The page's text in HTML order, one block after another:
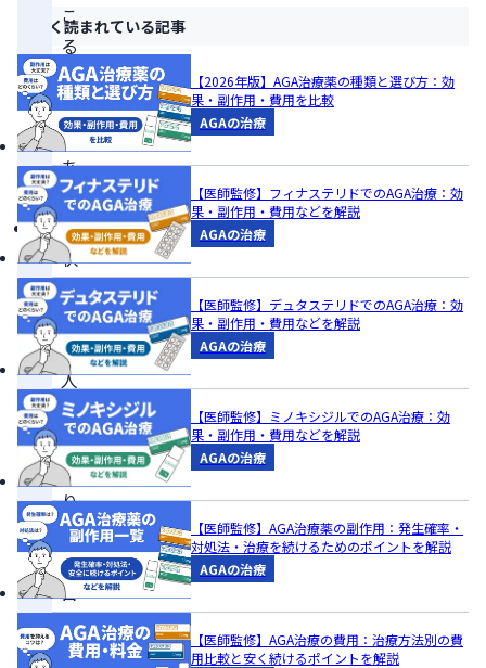
こ
る
現
象
で
あ
る
症
状
に
は
個
人
差
が
あ
り、
見
た
目
の
変
よく読まれている記事
【2026年版】AGA治療薬の種類と選び方：効
果・副作用・費用を比較
AGAの治療
【医師監修】フィナステリドでのAGA治療：効
果・副作用・費用などを解説
AGAの治療
【医師監修】デュタステリドでのAGA治療：効
果・副作用・費用などを解説
AGAの治療
【医師監修】ミノキシジルでのAGA治療：効
果・副作用・費用などを解説
AGAの治療
【医師監修】AGA治療薬の副作用：発生確率・
対処法・治療を続けるためのポイントを解説
AGAの治療
【医師監修】AGA治療の費用：治療方法別の費
用比較と安く続けるポイントを解説